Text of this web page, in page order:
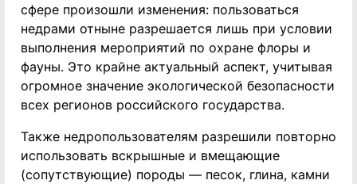
сфере произошли изменения: пользоваться
недрами отныне разрешается лишь при условии
выполнения мероприятий по охране флоры и
фауны. Это крайне актуальный аспект, учитывая
огромное значение экологической безопасности
всех регионов российского государства.
Также недропользователям разрешили повторно
использовать вскрышные и вмещающие
(сопутствующие) породы — песок, глина, камни